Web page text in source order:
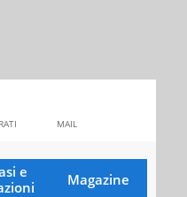
MAIL
e
Magazine